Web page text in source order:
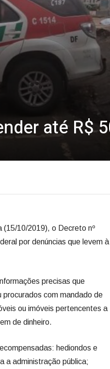
até R$
10/2019), o Decreto nº
por denúncias que levem à
precisas que
procurados com mandado de
ou imóveis pertencentes a
de dinheiro.
hediondos e
a administração pública;